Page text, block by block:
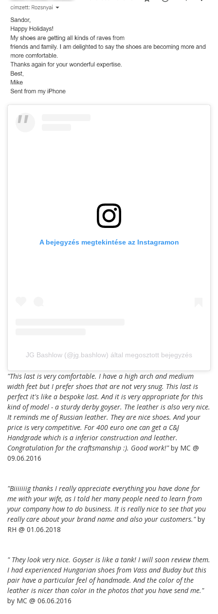
A bejegyzés megtekintése az Instagramon
JG Bashlow (@jg.bashlow) által megosztott bejegyzés
"This last is very comfortable. I have a high arch and medium
width feet but I prefer shoes that are not very snug. This last is
perfect it's like a bespoke last. And it is very appropriate for this
kind of model - a sturdy derby goyser. The leather is also very nice.
It reminds me of Russian leather. They are nice shoes. And your
price is very competitive. For 400 euro one can get a C&J
Handgrade which is a inferior construction and leather.
Congratulation for the craftsmanship :). Good work!"by MC @
09.06.2016
"Biiiiiiig thanks I really appreciate everything you have done for
me with your wife, as I told her many people need to learn from
your company how to do business. It is really nice to see that you
really care about your brand name and also your customers."by
RH @ 01.06.2018
" They look very nice. Goyser is like a tank! I will soon review them.
I had experienced Hungarian shoes from Vass and Buday but this
pair have a particular feel of handmade. And the color of the
leather is nicer than color in the photos that you have send me."
by MC @ 06.06.2016